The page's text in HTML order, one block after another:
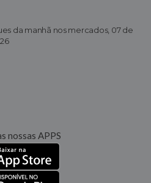
da manhã nos mercados, 07 de
nossas APPS